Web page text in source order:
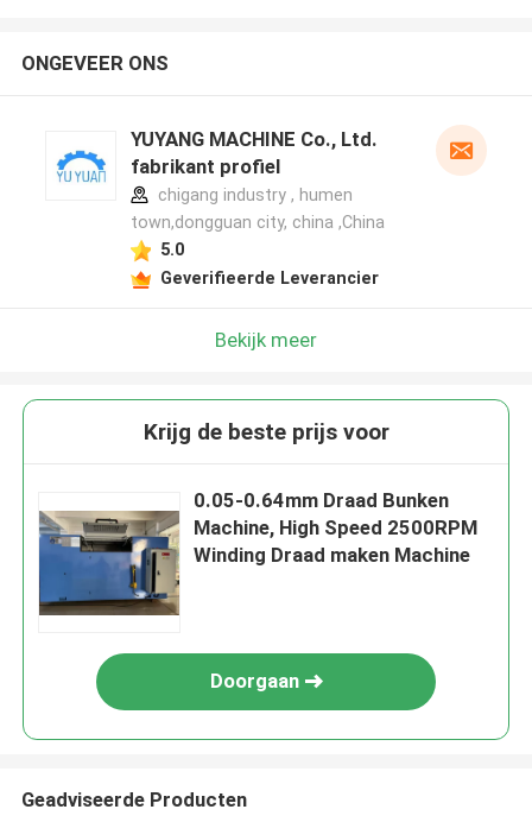
ONGEVEER ONS
YUYANG MACHINE Co., Ltd.
fabrikant profiel
chigang industry , humen
town,dongguan city, china ,China
5.0
Geverifieerde Leverancier
Bekijk meer
Krijg de beste prijs voor
0.05-0.64mm Draad Bunken
Machine, High Speed 2500RPM
Winding Draad maken Machine
Doorgaan
Geadviseerde Producten